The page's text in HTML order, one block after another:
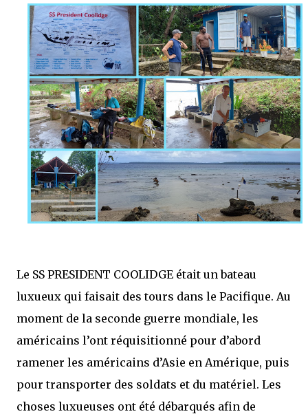
Le SS PRESIDENT COOLIDGE était un bateau
luxueux qui faisait des tours dans le Pacifique. Au
moment de la seconde guerre mondiale, les
américains l’ont réquisitionné pour d’abord
ramener les américains d’Asie en Amérique, puis
pour transporter des soldats et du matériel. Les
choses luxueuses ont été débarqués afin de